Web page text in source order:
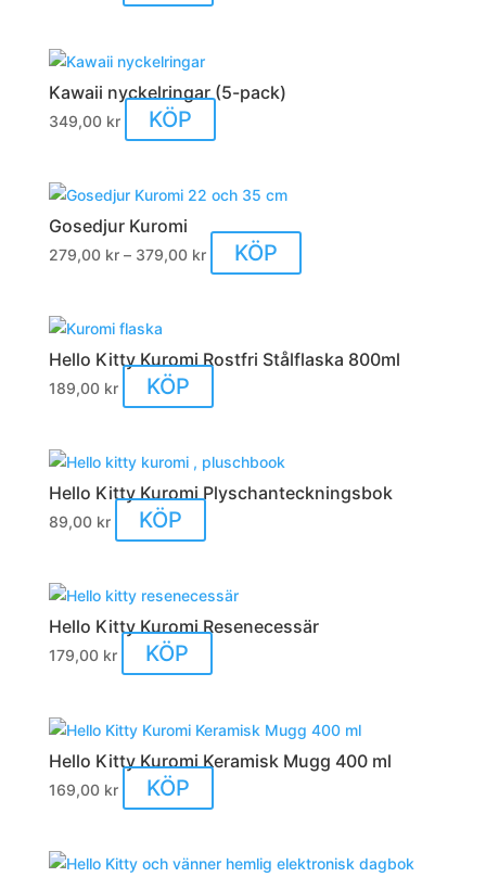
produktsidan
väljas
produktsidan
Kawaii nyckelringar (5-pack)
349,00 kr KÖP
Gosedjur Kuromi
279,00 kr – 379,00 kr Prisintervall:
279,00 kr
KÖP
här
varianter.
väljas
Hello Kitty Kuromi Rostfri Stålflaska 800ml
189,00 kr KÖP
Hello Kitty Kuromi Plyschanteckningsbok
89,00 kr KÖP
Hello Kitty Kuromi Resenecessär
179,00 kr KÖP
Hello Kitty Kuromi Keramisk Mugg 400 ml
169,00 kr KÖP